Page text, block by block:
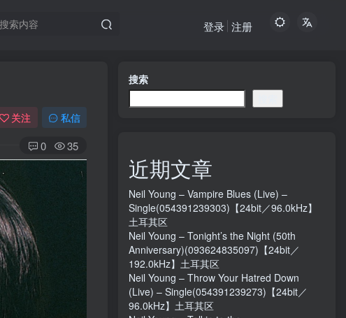
登录 注册
关注 私信
0 35
搜索
近期文章
Neil Young – Vampire Blues (Live) –
Single(054391239303)【24bit／96.0kHz】
土耳其区
Neil Young – Tonight’s the Night (50th
Anniversary)(093624835097)【24bit／
192.0kHz】土耳其区
Neil Young – Throw Your Hatred Down
(Live) – Single(054391239273)【24bit／
96.0kHz】土耳其区